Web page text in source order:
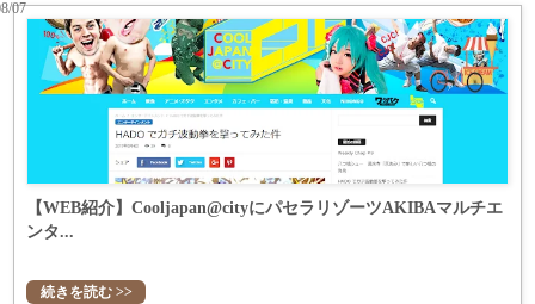
【WEB紹介】Cooljapan@cityにパセラリゾーツAKIBAマルチエ
ンタ...
07
続きを読む >>